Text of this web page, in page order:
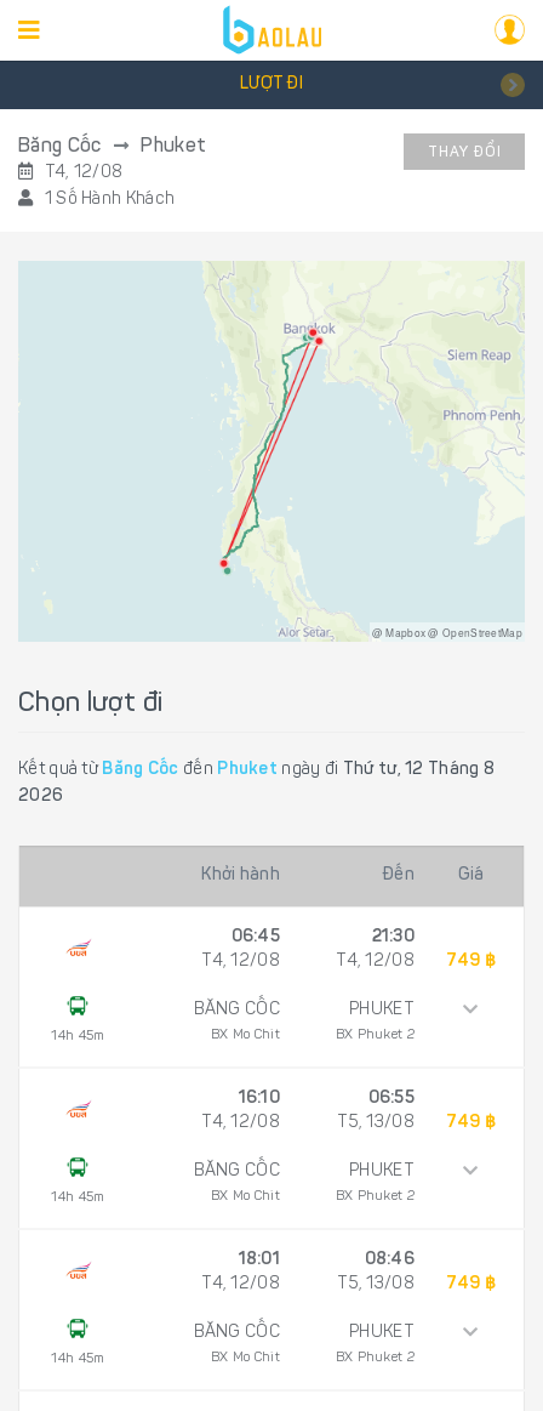
LƯỢT ĐI
Băng Cốc Phuket
T4, 12/08
1 Số Hành Khách
THAY ĐỔI
@ Mapbox @ OpenStreetMap
Chọn lượt đi
Kết quả từ Băng Cốc đến Phuket ngày đi
Thứ tư, 12 Tháng 8
2026
Khởi hành Đến Giá
14h 45m
06:45
T4, 12/08
BĂNG CỐC
BX Mo Chit
21:30
T4, 12/08
PHUKET
BX Phuket 2
749 ฿
14h 45m
16:10
T4, 12/08
BĂNG CỐC
BX Mo Chit
06:55
T5, 13/08
PHUKET
BX Phuket 2
749 ฿
14h 45m
18:01
T4, 12/08
BĂNG CỐC
BX Mo Chit
08:46
T5, 13/08
PHUKET
BX Phuket 2
749 ฿